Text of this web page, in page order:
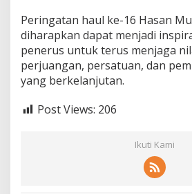
Peringatan haul ke-16 Hasan
diharapkan dapat menjadi
penerus untuk terus menjaga
perjuangan, persatuan, dan
yang berkelanjutan.
Post Views: 206
Ikuti Kami